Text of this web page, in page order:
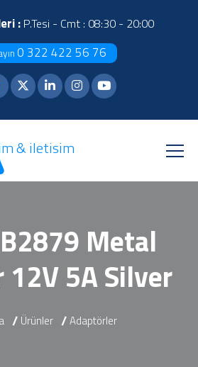
: P.Tesi - Cmt : 08:30 - 20:00
0 322 422 56 76
Metal
5A Silver
Ürünler Adaptörler